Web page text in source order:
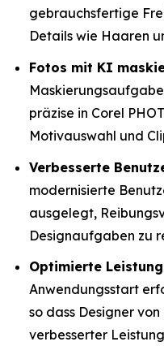
gebrauchsfertige
Details wie Haaren
Fotos mit KI
präzise in Corel
Motivauswahl und
Verbesserte
modernisierte
ausgelegt,
Designaufgaben zu
Optimierte
Anwendungsstart
so dass Designer
verbesserter